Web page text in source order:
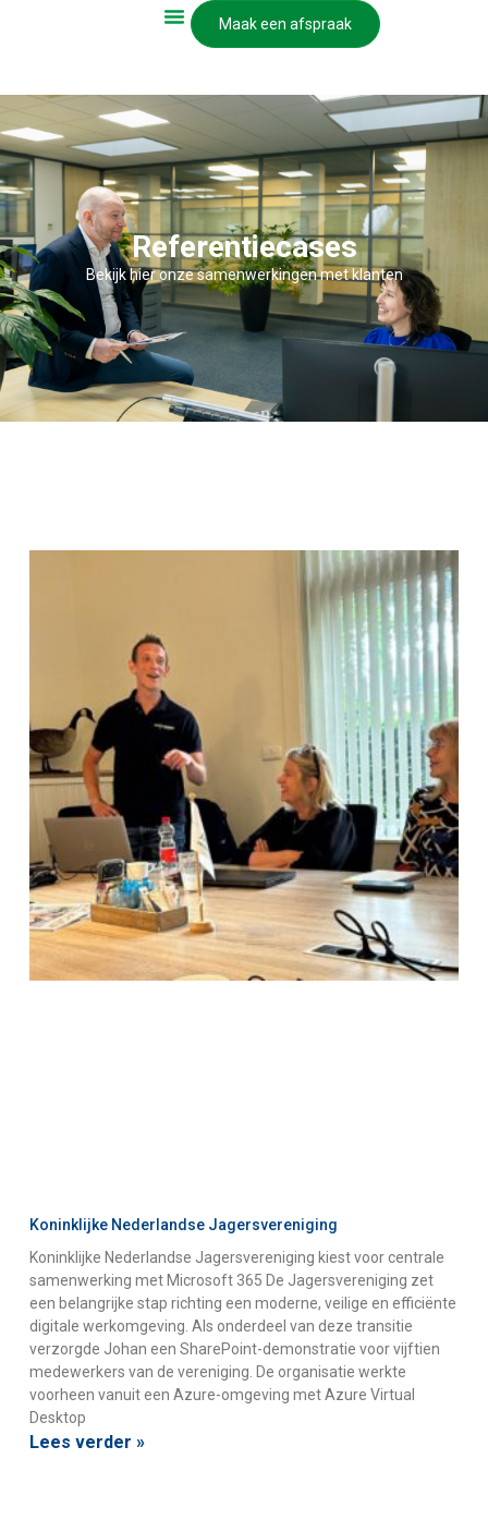
Maak een afspraak
Referentiecases
Bekijk hier onze samenwerkingen met klanten
Koninklijke Nederlandse Jagersvereniging
Koninklijke Nederlandse Jagersvereniging kiest voor centrale
samenwerking met Microsoft 365 De Jagersvereniging zet
een belangrijke stap richting een moderne, veilige en efficiënte
digitale werkomgeving. Als onderdeel van deze transitie
verzorgde Johan een SharePoint-demonstratie voor vijftien
medewerkers van de vereniging. De organisatie werkte
voorheen vanuit een Azure-omgeving met Azure Virtual
Desktop
Lees verder »